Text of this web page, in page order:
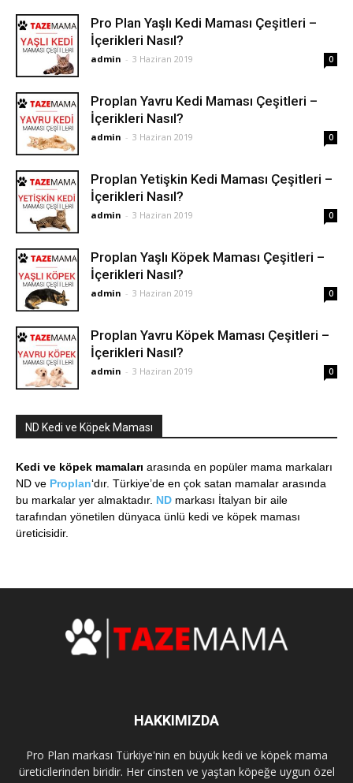
Pro Plan Yaşlı Kedi Maması Çeşitleri –
İçerikleri Nasıl?
admin - 3 Haziran 2019 0
Proplan Yavru Kedi Maması Çeşitleri –
İçerikleri Nasıl?
admin - 3 Haziran 2019 0
Proplan Yetişkin Kedi Maması Çeşitleri –
İçerikleri Nasıl?
admin - 3 Haziran 2019 0
Proplan Yaşlı Köpek Maması Çeşitleri –
İçerikleri Nasıl?
admin - 3 Haziran 2019 0
Proplan Yavru Köpek Maması Çeşitleri –
İçerikleri Nasıl?
admin - 3 Haziran 2019 0
ND Kedi ve Köpek Maması
Kedi ve köpek mamaları arasında en popüler mama markaları
ND ve Proplan‘dır. Türkiye’de en çok satan mamalar arasında
bu markalar yer almaktadır. ND markası İtalyan bir aile
tarafından yönetilen dünyaca ünlü kedi ve köpek maması
üreticisidir.
HAKKIMIZDA
Pro Plan markası Türkiye'nin en büyük kedi ve köpek mama
üreticilerinden biridir. Her cinsten ve yaştan köpeğe uygun özel